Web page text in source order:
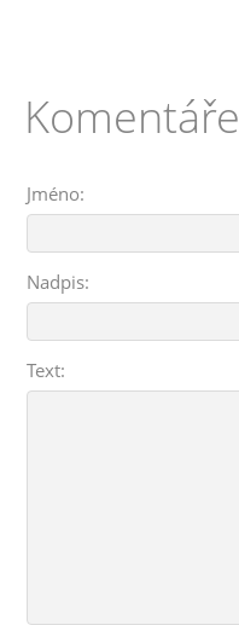
Komentáře
Jméno:
Nadpis:
Text: